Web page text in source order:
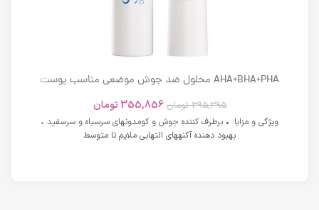
AHA+BHA+PHA محلول ضد جوش موضعی مناسب پوست
395,395 تومان 355,856 تومان
ویژگی و مزایا: • برطرف کننده جوش و کومدونهای سرسیاه و سرسفید •
بهبود دهنده آکنههای التهابی ملایم تا متوسط